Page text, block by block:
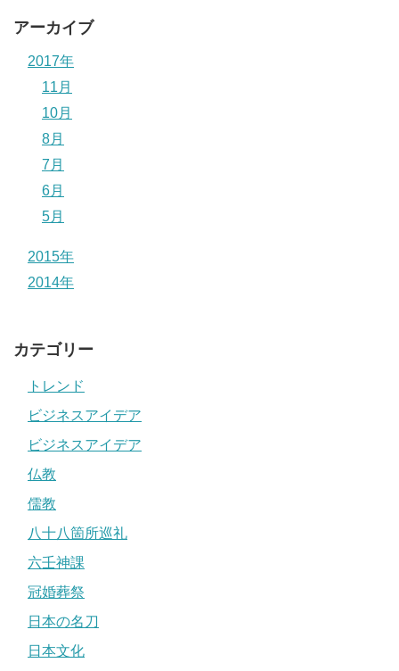
アーカイブ
2017年
11月
10月
8月
7月
6月
5月
2015年
2014年
カテゴリー
トレンド
ビジネスアイデア
ビジネスアイデア
仏教
儒教
八十八箇所巡礼
六壬神課
冠婚葬祭
日本の名刀
日本文化